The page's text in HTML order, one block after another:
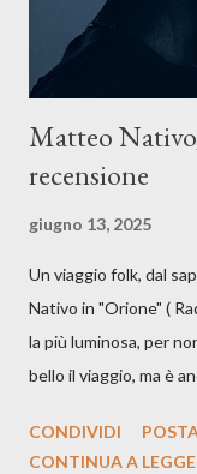
Matteo
recensione
giugno 13, 2025
Un viaggio folk, dal
Nativo in "Orione" (
la più luminosa, per
bello il viaggio, ma è
indubbiamente
CONDIVIDI
CONTINUA A